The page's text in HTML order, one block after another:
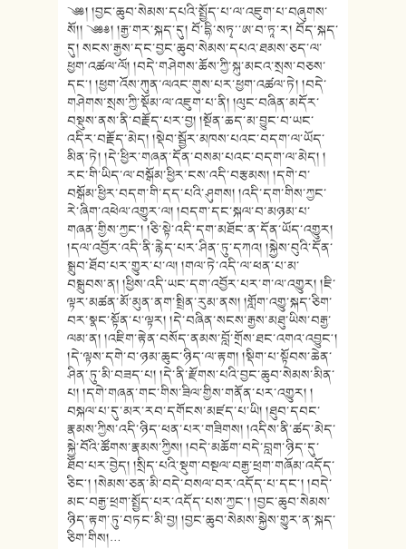
༄༅། །བྱང་ཆུབ་སེམས་དཔའི་སྤྱོད་པ་ལ་འཇུག་པ་བཞུགས་
སོ།། ༄༅༅། །རྒྱ་གར་སྐད་དུ། བོ་དྷི་སཏྭ་་ཨ་བ་ཏཱ་ར། བོད་སྐད་
དུ། སངས་རྒྱས་དང་བྱང་ཆུབ་སེམས་དཔའ་ཐམས་ཅད་ལ་
ཕྱག་འཚལ་ལོ། །བདེ་གཤེགས་ཆོས་ཀྱི་སྐུ་མངའ་སྲས་བཅས་
དང༌། །ཕྱག་འོས་ཀུན་ལའང་གུས་པར་ཕྱག་འཚལ་ཏེ། །བདེ་
གཤེགས་སྲས་ཀྱི་སྡོམ་ལ་འཇུག་པ་ནི། །ལུང་བཞིན་མདོར་
བསྡུས་ནས་ནི་བརྗོད་པར་བྱ། །སྔོན་ཆད་མ་བྱུང་བ་ཡང་
འདིར་བརྗོད་མེད། །སྡེབ་སྦྱོར་མཁས་པའང་བདག་ལ་ཡོད་
མིན་ཏེ། །དེ་ཕྱིར་གཞན་དོན་བསམ་པའང་བདག་ལ་མེད། །
རང་གི་ཡིད་ལ་བསྒོམ་ཕྱིར་ངས་འདི་བརྩམས། །དགེ་བ་
བསྒོམ་ཕྱིར་བདག་གི་དད་པའི་ཤུགས། །འདི་དག་གིས་ཀྱང་
རེ་ཞིག་འཕེལ་འགྱུར་ལ། །བདག་དང་སྐལ་བ་མཉམ་པ་
གཞན་གྱིས་ཀྱང༌། །ཅི་སྟེ་འདི་དག་མཐོང་ན་དོན་ཡོད་འགྱུར།
།དལ་འབྱོར་འདི་ནི་རྙེད་པར་ཤིན་ཏུ་དཀའ། །སྐྱེས་བུའི་དོན་
སྒྲུབ་ཐོབ་པར་གྱུར་པ་ལ། །གལ་ཏེ་འདི་ལ་ཕན་པ་མ་
བསྒྲུབས་ན། །ཕྱིས་འདི་ཡང་དག་འབྱོར་པར་ག་ལ་འགྱུར། །ཇི་
ལྟར་མཚན་མོ་མུན་ནག་སྤྲིན་རུམ་ནས། །གློག་འགྱུ་སྐད་ཅིག་
བར་སྣང་སྟོན་པ་ལྟར། །དེ་བཞིན་སངས་རྒྱས་མཐུ་ཡིས་བརྒྱ་
ལམ་ན། །འཇིག་རྟེན་བསོད་ནམས་བློ་གྲོས་ཐང་འགའ་འབྱུང༌།
།དེ་ལྟས་དགེ་བ་ཉམ་ཆུང་ཉིད་ལ་རྟག། །སྡིག་པ་སྟོབས་ཆེན་
ཤིན་ཏུ་མི་བཟད་པ། །དེ་ནི་རྫོགས་པའི་བྱང་ཆུབ་སེམས་མིན་
པ། །དགེ་གཞན་གང་གིས་ཟིལ་གྱིས་གནོན་པར་འགྱུར། །
བསྐལ་པ་དུ་མར་རབ་དགོངས་མཛད་པ་ཡི། །ཐུབ་དབང་
རྣམས་ཀྱིས་འདི་ཉིད་ཕན་པར་གཟིགས། །འདིས་ནི་ཚད་མེད་
སྐྱེ་བོའི་ཚོགས་རྣམས་ཀྱིས། །བདེ་མཆོག་བདེ་བླག་ཉིད་དུ་
ཐོབ་པར་བྱེད། །སྲིད་པའི་སྡུག་བསྔལ་བརྒྱ་ཕྲག་གཞོམ་འདོད་
ཅིང༌། །སེམས་ཅན་མི་བདེ་བསལ་བར་འདོད་པ་དང༌། །བདེ་
མང་བརྒྱ་ཕྲག་སྤྱོད་པར་འདོད་པས་ཀྱང༌། །བྱང་ཆུབ་སེམས་
ཉིད་རྟག་ཏུ་བཏང་མི་བྱ། །བྱང་ཆུབ་སེམས་སྐྱེས་གྱུར་ན་སྐད་
ཅིག་གིས།…